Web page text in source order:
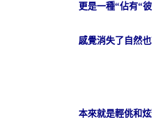
更是一種“佔有“
感覺消失了自然
本來就是輕佻和